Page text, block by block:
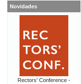
Novidades
Rectors' Conference -